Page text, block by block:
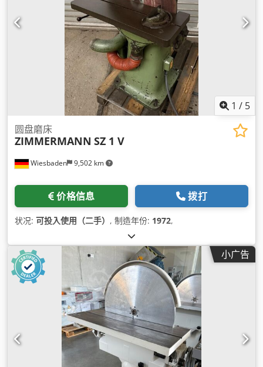
1 / 5
Wiesbaden 9,502 km
圆盘磨床
ZIMMERMANN SZ 1 V
价格信息 拨打
状况: 可投入使用（二手） , 制造年份: 1972,
小广告